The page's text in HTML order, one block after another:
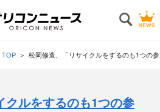
TOP 松岡修造、「リサイクルをするのも1つの
クルをするのも1つの参